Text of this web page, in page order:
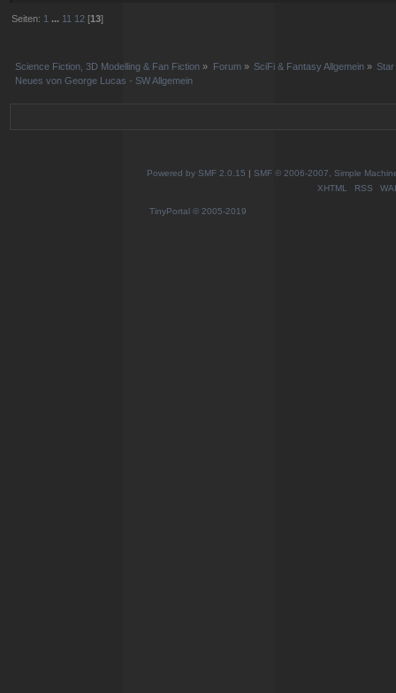
Seiten: 1 ... 11 12 [13]
Science Fiction, 3D Modelling & Fan Fiction » Forum» SciFi & Fantasy Allgemein »
Neues von George Lucas - SW Allgemein
Powered by SMF 2.0.15 | SMF © 2006-2007, Simple
XHTML
RSS
TinyPortal © 2005-2019